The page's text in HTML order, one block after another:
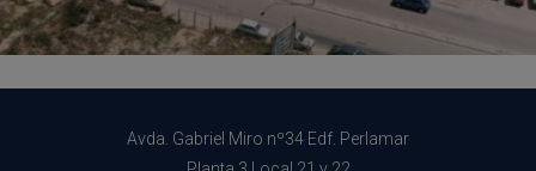
Avda. Gabriel Miro nº34 Edf. Perlamar